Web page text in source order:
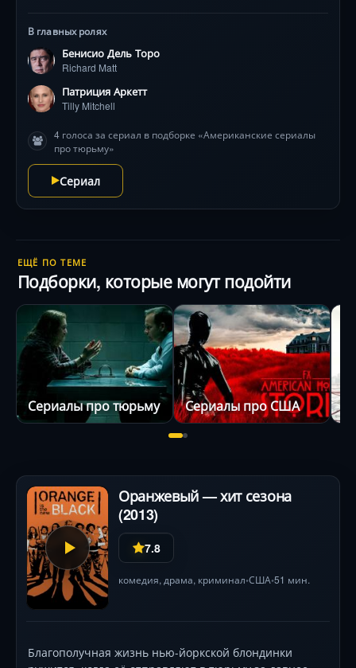
В главных ролях
Бенисио Дель Торо
Richard Matt
Патриция Аркетт
Tilly Mitchell
4 голоса за сериал в подборке «Американские сериалы
про тюрьму»
Сериал
ЕЩЁ ПО ТЕМЕ
Подборки, которые могут подойти
Сериалы про тюрьму Сериалы про США
Оранжевый — хит сезона
(2013)
7.8
комедия, драма, криминал•США•51 мин.
Благополучная жизнь нью-йоркской блондинки